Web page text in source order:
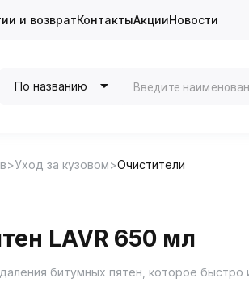
и возвратКонтактыАкцииНовости
По названию
Уход за кузовом Очистители
LAVR 650 мл
битумных пятен, которое